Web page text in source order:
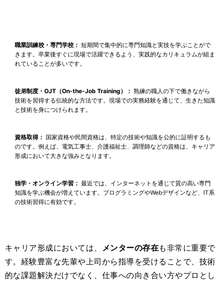
職業訓練校・専門学校： 短期間で集中的に専門知識と実技を学ぶことがで
きます。卒業後すぐに現場で活躍できるよう、実践的なカリキュラムが組ま
れていることが多いです。
徒弟制度・OJT（On-the-Job Training）： 熟練の職人の下で働きながら
技術を習得する伝統的な方法です。現場での実務経験を通じて、生きた知識
と技術を身につけられます。
資格取得： 国家資格や民間資格は、特定の技術や知識を公的に証明するも
のです。例えば、電気工事士、介護福祉士、調理師などの資格は、キャリア
形成において大きな強みとなります。
独学・オンライン学習： 最近では、インターネットを通じて質の高い専門
知識を学ぶ機会が増えています。プログラミングやWebデザインなど、IT系
の技術習得に有効です。
キャリア形成においては、 メンターの存在も非常に重要で
す。経験豊富な先輩や上司から指導を受けることで、技術
的な課題解決だけでなく、仕事への向き合い方やプロとし